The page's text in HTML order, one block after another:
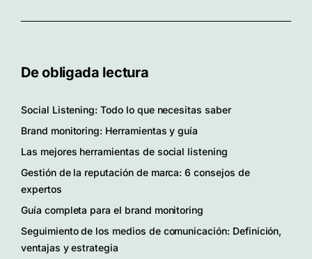
De obligada lectura
Social Listening: Todo lo que necesitas saber
Brand monitoring: Herramientas y guía
Las mejores herramientas de social listening
Gestión de la reputación de marca: 6 consejos de
expertos
Guía completa para el brand monitoring
Seguimiento de los medios de comunicación: Definición,
ventajas y estrategia